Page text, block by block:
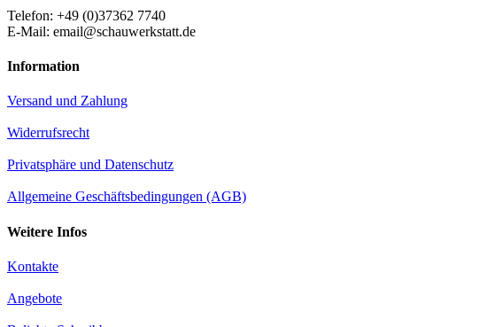
Telefon: +49 (0)37362 7740
E-Mail: email@schauwerkstatt.de
Information
Versand und Zahlung
Widerrufsrecht
Privatsphäre und Datenschutz
Allgemeine Geschäftsbedingungen (AGB)
Weitere Infos
Kontakte
Angebote